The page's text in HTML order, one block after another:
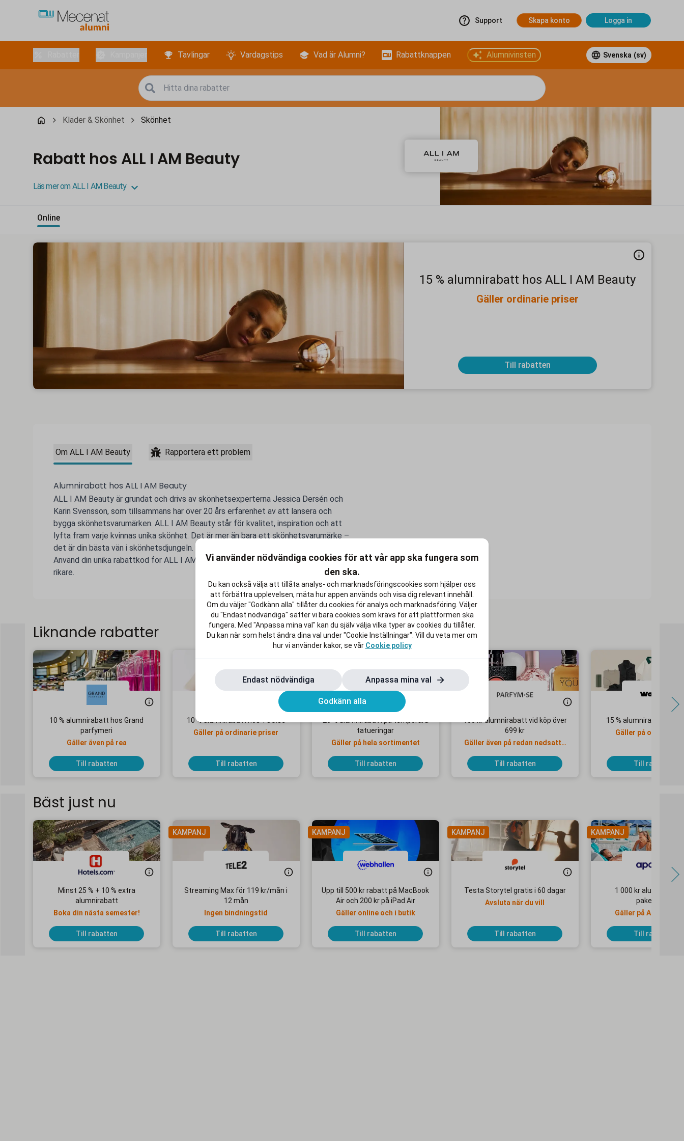
Support Skapa konto Logga in
Tävlingar Vardagstips Vad är Alumni? Rabattknappen Alumnivinsten Svenska (sv)
Kläder & Skönhet Skönhet
Rabatt hos ALL I AM Beauty
Läs mer om ALL I AM Beauty
Online
15 % alumnirabatt hos ALL I AM Beauty
Gäller ordinarie priser
Till rabatten
Om ALL I AM Beauty Rapportera ett problem
Alumnirabatt hos ALL I AM Beauty
ALL I AM Beauty är grundat och drivs av skönhetsexperterna Jessica Dersén och
Karin Svensson, som tillsammans har över 20 års erfarenhet av att lansera och
bygga skönhetsvarumärken. ALL I AM Beauty står för kvalitet, inspiration och att
lyfta fram varje kvinnas unika skönhet. Det är mer än bara ett skönhetsvarumärke –
det är din bästa vän i skönhetsdjungeln.
Använd din unika rabattkod för ALL I AM Beauty och gör livet efter studierna lite
rikare.
Liknande rabatter
10 % alumnirabatt hos Grand
parfymeri
Gäller även på rea
Till rabatten
10 % alumnirabatt hos YOU.se
Gäller på ordinarie priser
Till rabatten
tatueringar
Gäller på hela sortimentet
Till rabatten
100 kr alumnirabatt vid köp över
699 kr
Gäller även på redan nedsatta
Till rabatten
15 % alumnirabatt hos
Gäller på ordinarie
Till rabatten
Bäst just nu
Minst 25 % + 10 % extra
alumnirabatt
Boka din nästa semester!
Till rabatten
KAMPANJ
Streaming Max för 119 kr/mån i
12 mån
Ingen bindningstid
Till rabatten
KAMPANJ
Upp till 500 kr rabatt på MacBook
Air och 200 kr på iPad Air
Gäller online och i butik
Till rabatten
KAMPANJ
Testa Storytel gratis i 60 dagar
Avsluta när du vill
Till rabatten
KAMPANJ
1 000 kr
paketresor
Gäller på Apollo
Till rabatten
Vi använder nödvändiga cookies för att vår app ska fungera som
den ska.
Du kan också välja att tillåta analys- och marknadsföringscookies som hjälper oss
att förbättra upplevelsen, mäta hur appen används och visa dig relevant innehåll.
Om du väljer "Godkänn alla" tillåter du cookies för analys och marknadsföring. Väljer
du "Endast nödvändiga" sätter vi bara cookies som krävs för att plattformen ska
fungera. Med "Anpassa mina val" kan du själv välja vilka typer av cookies du tillåter.
Du kan när som helst ändra dina val under "Cookie Inställningar". Vill du veta mer om
hur vi använder kakor, se vår Cookie policy
Endast nödvändiga Anpassa mina val
Godkänn alla